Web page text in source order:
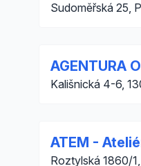
Sudoměřská 25,
AGENTURA
Kališnická 4-6,
ATEM -
Roztylská 1860/